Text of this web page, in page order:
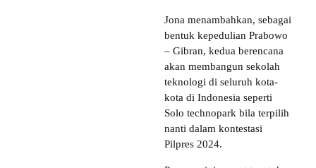
Jona menambahkan, sebagai
bentuk kepedulian Prabowo
– Gibran, kedua berencana
akan membangun sekolah
teknologi di seluruh kota-
kota di Indonesia seperti
Solo technopark bila terpilih
nanti dalam kontestasi
Pilpres 2024.